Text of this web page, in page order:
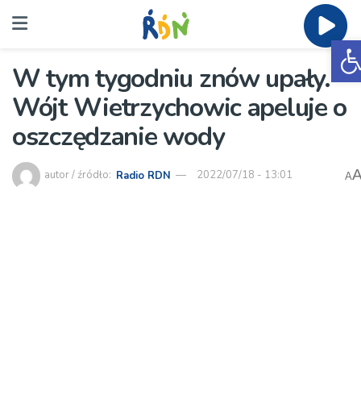
W tym tygodniu znów upały.
Wójt Wietrzychowic apeluje o
oszczędzanie wody
autor / źródło: Radio RDN 2022/07/18 - 13:01 A